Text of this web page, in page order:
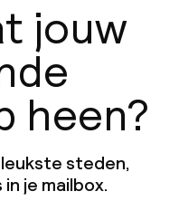
jouw
heen?
steden,
je mailbox.